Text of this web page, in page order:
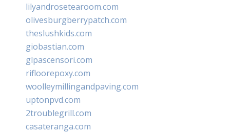
lilyandrosetearoom.com
olivesburgberrypatch.com
theslushkids.com
giobastian.com
glpascensori.com
rifloorepoxy.com
woolleymillingandpaving.com
uptonpvd.com
2troublegrill.com
casateranga.com